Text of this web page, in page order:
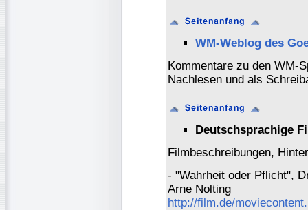
WM-Weblog des
Kommentare zu den WM-
Nachlesen und als
Deutschsprachige
Filmbeschreibungen,
- "Wahrheit oder Pflicht",
Arne Nolting
http://film.de/